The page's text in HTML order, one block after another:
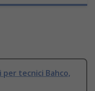
tecnici Bahco,